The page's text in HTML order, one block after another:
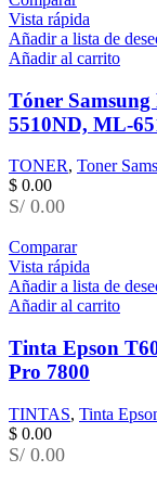
Vista rápida
Añadir a lista de
Añadir al carrito
Tóner
5510ND, ML-
TONER, Toner
$ 0.00
S/ 0.00
Comparar
Vista rápida
Añadir a lista de
Añadir al carrito
Tinta Epson
Pro 7800
TINTAS, Tinta
$ 0.00
S/ 0.00